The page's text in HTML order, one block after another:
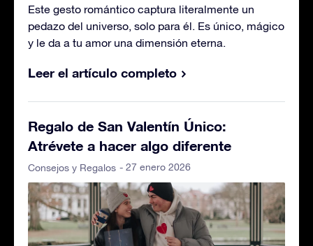
Este gesto romántico captura literalmente un
pedazo del universo, solo para él. Es único, mágico
y le da a tu amor una dimensión eterna.
Leer el artículo completo
Regalo de San Valentín Único:
Atrévete a hacer algo diferente
Consejos y Regalos - 27 enero 2026